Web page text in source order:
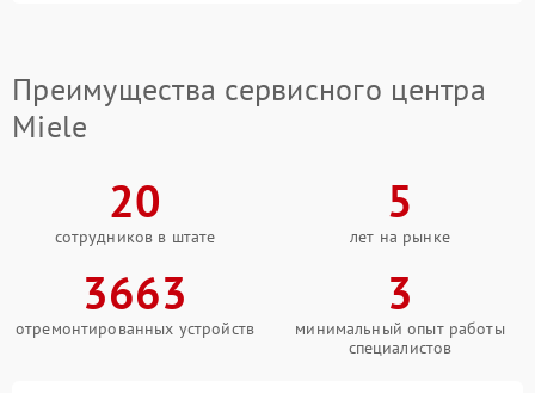
Преимущества сервисного центра
Miele
20
сотрудников в штате
5
лет на рынке
3663
отремонтированных устройств
3
минимальный опыт работы
специалистов